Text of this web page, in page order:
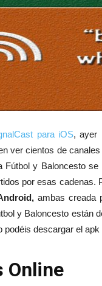
para iOS, ayer
ver cientos de
Fútbol y Baloncesto
por esas cadenas.
ambas creada
y Baloncesto están
podéis descargar el
Online